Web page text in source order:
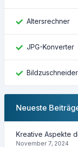
Altersrechner
JPG-Konverter
Bildzuschneider
Neueste
Kreative Aspekte
November 7, 2024